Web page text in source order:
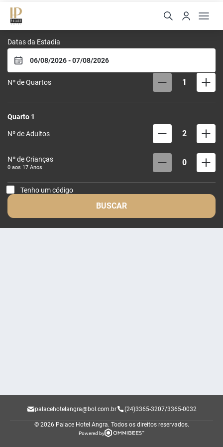
Palace Hotel Angra
Datas da Estadia
Nº de Quartos 1
Quarto 1
Nº de Adultos 2
Nº de Crianças
0 aos 17 Anos 0
Tenho um código
BUSCAR
palacehotelangra@bol.com.br (24)3365-3207/3365-0032
© 2026 Palace Hotel Angra. Todos os direitos reservados.
Powered by